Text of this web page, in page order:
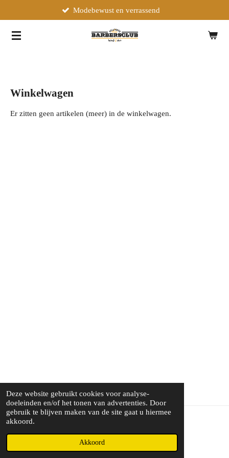
Deze website gebruikt cookies voor analyse-
doeleinden en/of het tonen van advertenties. Door
gebruik te blijven maken van de site gaat u hiermee
akkoord.
Akkoord
direct
naar
Modebewust en verrassend
Winkelwagen
Er zitten geen artikelen (meer) in de winkelwagen.
© 2026 Hollywoodbarbersclub